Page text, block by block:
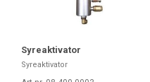
Syreaktivator
Syreaktivator